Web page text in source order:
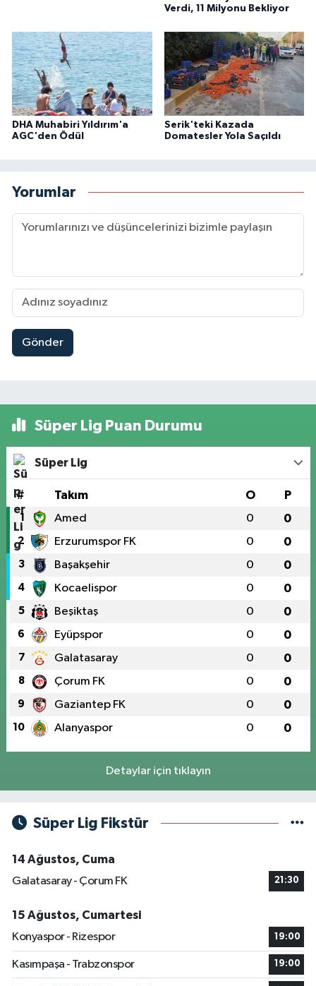
Verdi, 11 Milyonu Bekliyor
DHA Muhabiri Yıldırım'a
AGC'den Ödül
Serik'teki Kazada
Domatesler Yola Saçıldı
Yorumlar
Gönder
Süper Lig Puan Durumu
Süper Lig
# Takım O P
1 Amed 0 0
2 Erzurumspor FK 0 0
3 Başakşehir 0 0
4 Kocaelispor 0 0
5 Beşiktaş 0 0
6 Eyüpspor 0 0
7 Galatasaray 0 0
8 Çorum FK 0 0
9 Gaziantep FK 0 0
10 Alanyaspor 0 0
Detaylar için tıklayın
Süper Lig Fikstür
14 Ağustos, Cuma
Galatasaray - Çorum FK
21:30
15 Ağustos, Cumartesi
Konyaspor - Rizespor
19:00
Kasımpaşa - Trabzonspor 19:00